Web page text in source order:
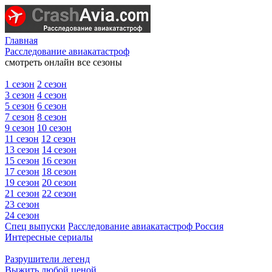
Главная
Расследование авиакатастроф
смотреть онлайн все сезоны
1 сезон 2 сезон
3 сезон 4 сезон
5 сезон 6 сезон
7 сезон 8 сезон
9 сезон 10 сезон
11 сезон 12 сезон
13 сезон 14 сезон
15 сезон 16 сезон
17 сезон 18 сезон
19 сезон 20 сезон
21 сезон 22 сезон
23 сезон
24 сезон
Спец выпуски Расследование авиакатастроф Россия
Интересные сериалы
Разрушители легенд
Выжить любой ценой